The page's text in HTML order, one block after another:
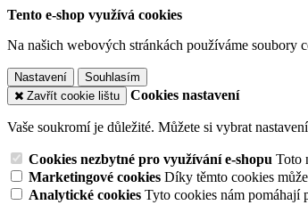
Tento e-shop využívá cookies
Na našich webových stránkách používáme soubory
Nastavení
Souhlasím
Zavřít cookie lištu
Cookies nastavení
Vaše soukromí je důležité. Můžete si vybrat
Cookies nezbytné pro využívání e-shopu Toto
Marketingové cookies Díky těmto cookies
Analytické cookies Tyto cookies nám pomáhají